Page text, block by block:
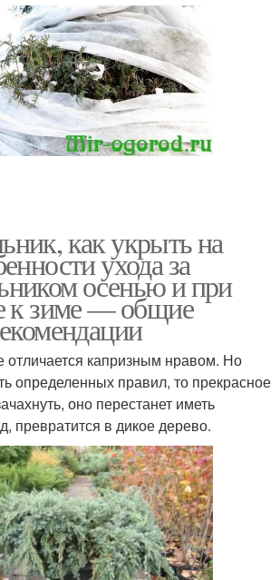
как укрыть на
ухода за
осенью и при
к зиме — общие
капризным нравом. Но
определенных правил, то прекрасное
оно перестанет иметь
превратится в дикое дерево.